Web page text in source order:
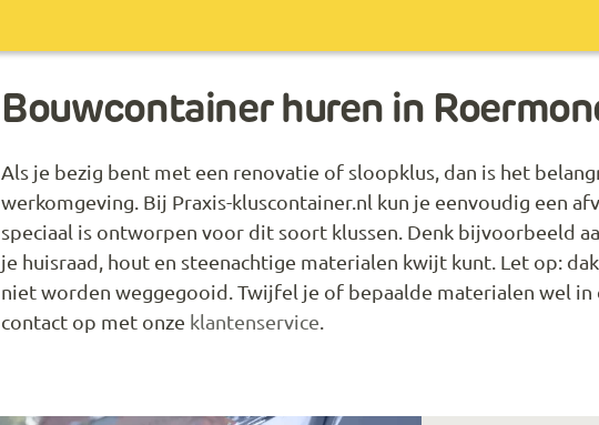
Bouwcontainer huren in
Als je bezig bent met een renovatie of sloopklus, dan is het
werkomgeving. Bij Praxis-kluscontainer.nl kun je eenvoudig een
speciaal is ontworpen voor dit soort klussen. Denk bijvoorbeeld
je huisraad, hout en steenachtige materialen kwijt kunt. Let op:
niet worden weggegooid. Twijfel je of bepaalde materialen wel in
contact op met onze klantenservice